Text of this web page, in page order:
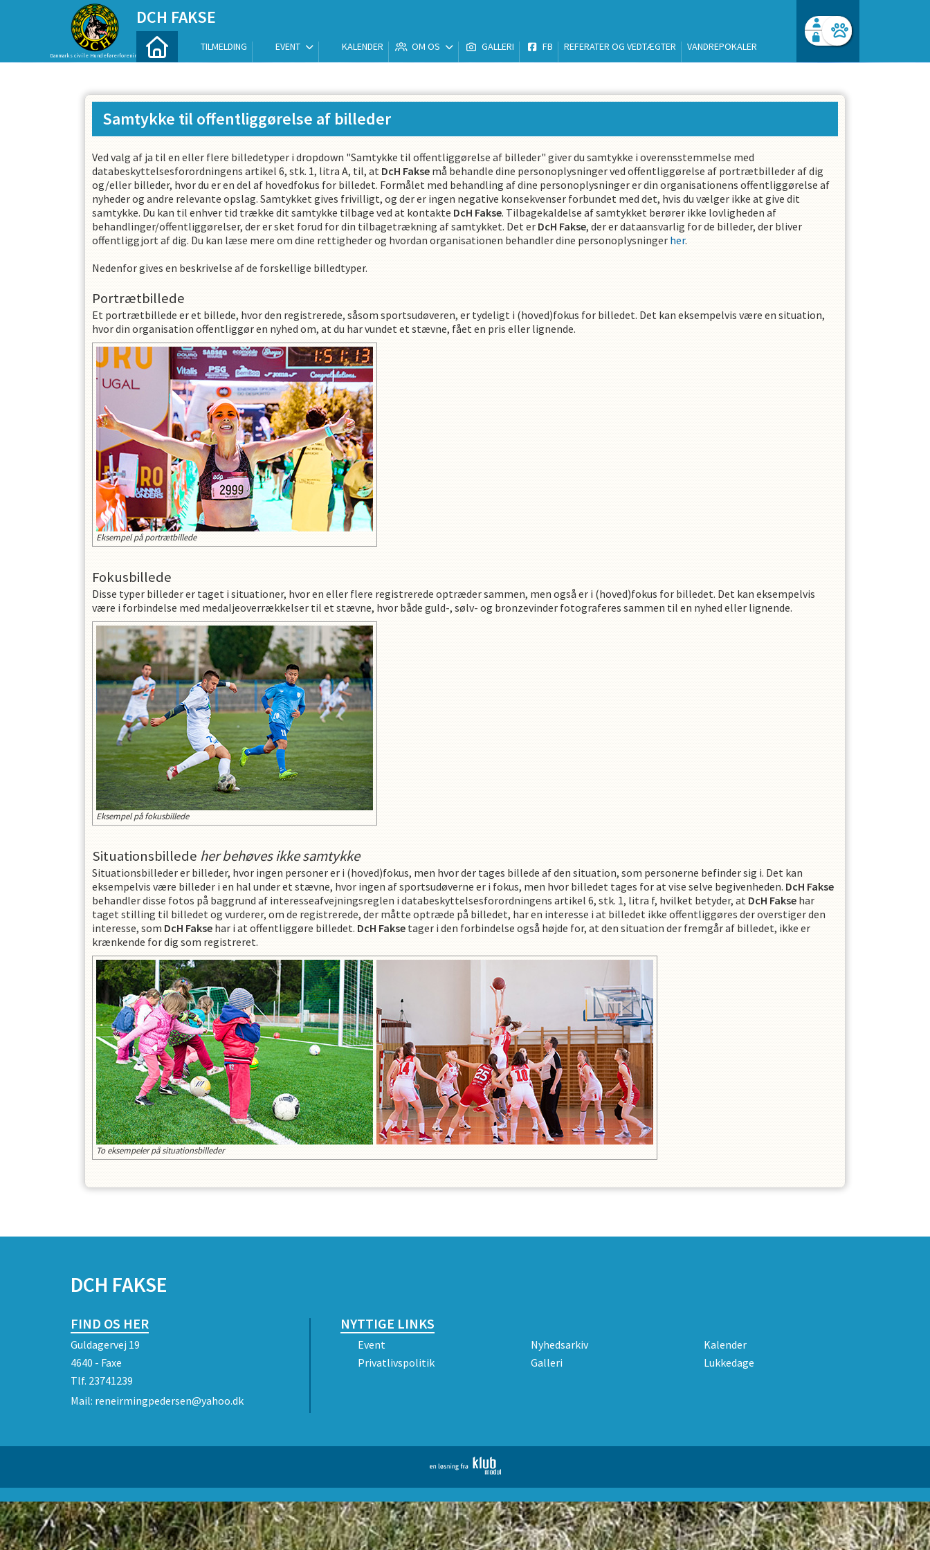
DCH FAKSE
Danmarks civile Hundeførerforening
TILMELDING EVENT KALENDER OM OS GALLERI FB REFERATER OG VEDTÆGTER VANDREPOKALER
Samtykke til offentliggørelse af billeder
Ved valg af ja til en eller flere billedetyper i dropdown "Samtykke til offentliggørelse af billeder" giver du samtykke i overensstemmelse med
databeskyttelsesforordningens artikel 6, stk. 1, litra A, til, at DcH Fakse må behandle dine personoplysninger ved offentliggørelse af portrætbilleder af dig
og/eller billeder, hvor du er en del af hovedfokus for billedet. Formålet med behandling af dine personoplysninger er din organisationens offentliggørelse af
nyheder og andre relevante opslag. Samtykket gives frivilligt, og der er ingen negative konsekvenser forbundet med det, hvis du vælger ikke at give dit
samtykke. Du kan til enhver tid trække dit samtykke tilbage ved at kontakte DcH Fakse. Tilbagekaldelse af samtykket berører ikke lovligheden af
behandlinger/offentliggørelser, der er sket forud for din tilbagetrækning af samtykket. Det er DcH Fakse, der er dataansvarlig for de billeder, der bliver
offentliggjort af dig. Du kan læse mere om dine rettigheder og hvordan organisationen behandler dine personoplysninger her.
Nedenfor gives en beskrivelse af de forskellige billedtyper.
Portrætbillede
Et portrætbillede er et billede, hvor den registrerede, såsom sportsudøveren, er tydeligt i (hoved)fokus for billedet. Det kan eksempelvis være en situation,
hvor din organisation offentliggør en nyhed om, at du har vundet et stævne, fået en pris eller lignende.
Eksempel på portrætbillede
Fokusbillede
Disse typer billeder er taget i situationer, hvor en eller flere registrerede optræder sammen, men også er i (hoved)fokus for billedet. Det kan eksempelvis
være i forbindelse med medaljeoverrækkelser til et stævne, hvor både guld-, sølv- og bronzevinder fotograferes sammen til en nyhed eller lignende.
Eksempel på fokusbillede
Situationsbillede her behøves ikke samtykke
Situationsbilleder er billeder, hvor ingen personer er i (hoved)fokus, men hvor der tages billede af den situation, som personerne befinder sig i. Det kan
eksempelvis være billeder i en hal under et stævne, hvor ingen af sportsudøverne er i fokus, men hvor billedet tages for at vise selve begivenheden. DcH Fakse
behandler disse fotos på baggrund af interesseafvejningsreglen i databeskyttelsesforordningens artikel 6, stk. 1, litra f, hvilket betyder, at DcH Fakse har
taget stilling til billedet og vurderer, om de registrerede, der måtte optræde på billedet, har en interesse i at billedet ikke offentliggøres der overstiger den
interesse, som DcH Fakse har i at offentliggøre billedet. DcH Fakse tager i den forbindelse også højde for, at den situation der fremgår af billedet, ikke er
krænkende for dig som registreret.
To eksempeler på situationsbilleder
DCH FAKSE
FIND OS HER
Guldagervej 19
4640 - Faxe
Tlf. 23741239
Mail: reneirmingpedersen@yahoo.dk
NYTTIGE LINKS
Event Nyhedsarkiv
Kalender
Privatlivspolitik
Galleri Lukkedage